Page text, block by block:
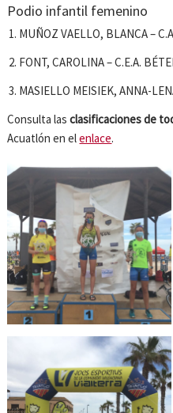
Podio infantil femenino
MUÑOZ VAELLO, BLANCA –
FONT, CAROLINA – C.E.A.
MASIELLO MEISIEK, ANNA-
Consulta lasclasificaciones de
Acuatlón en elenlace.